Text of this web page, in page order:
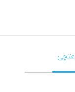
بالایی هستند و
الکل، آب استخر و یا
را از دست نداده و در